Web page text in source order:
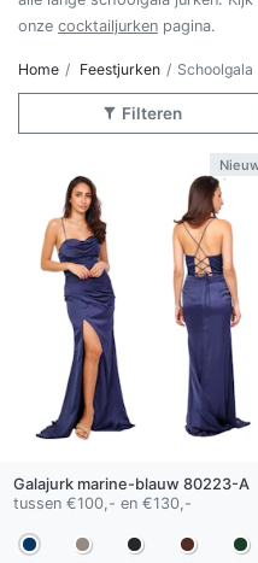
onze cocktailjurken pagina.
Home Feestjurken Schoolgala
Filteren
Galajurk marine-blauw 80223-A
tussen €100,- en €130,-